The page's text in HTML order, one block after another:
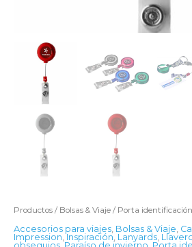
Productos / Bolsas & Viaje / Porta
Accesorios para viajes, Bolsas & Viaje,
Impression,Inspiración, Lanyards,